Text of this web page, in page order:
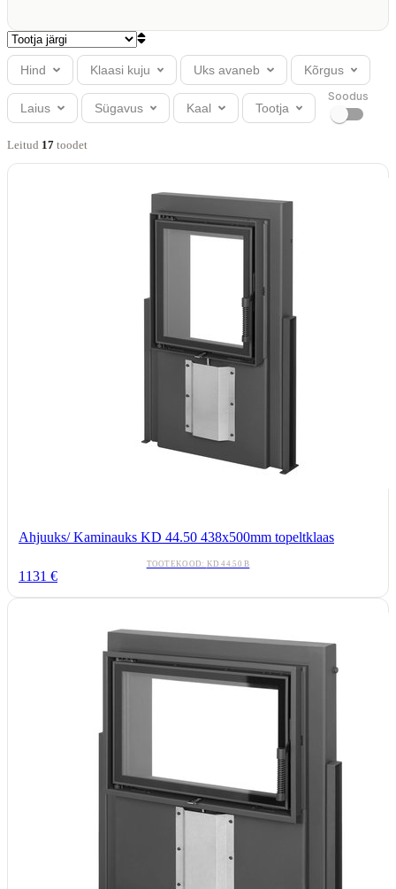
Hind Klaasi kuju Uks avaneb Kõrgus
Laius Sügavus Kaal Tootja
Soodus
Leitud 17 toodet
Ahjuuks/ Kaminauks KD 44.50 438x500mm topeltklaas
TOOTEKOOD: KD 44.50 B
1131 €